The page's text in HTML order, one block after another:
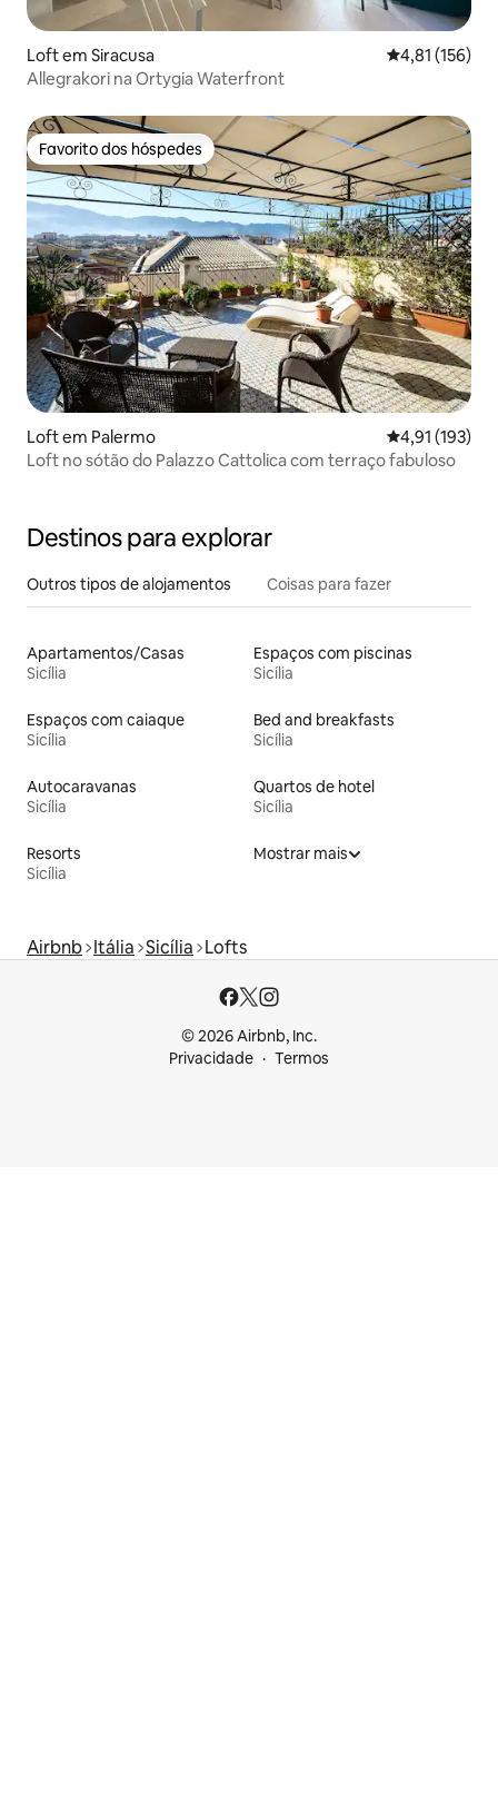
Loft em Siracusa Classificação
4,81 (156)
Allegrakori na Ortygia Waterfront
Favorito dos hóspedes
Favorito dos hóspedes
Loft em Palermo Classificação
4,91 (193)
Loft no sótão do Palazzo Cattolica com terraço fabuloso
Destinos para explorar
Outros tipos de alojamentos Coisas para fazer
Apartamentos/Casas
Sicília
Espaços com piscinas
Sicília
Espaços com caiaque
Sicília
Bed and breakfasts
Sicília
Autocaravanas
Sicília
Quartos de hotel
Sicília
Resorts
Sicília
Mostrar mais
Airbnb Itália Sicília Lofts
© 2026 Airbnb, Inc.
Privacidade
Termos